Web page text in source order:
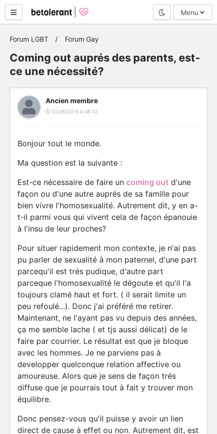
Mode nuit
Menu
Forum LGBT Forum Gay
Coming out auprés des parents, est-
ce une nécessité?
Ancien membre
22/06/2019 à 08:33
Bonjour tout le monde.
Ma question est la suivante :
Est-ce nécessaire de faire un coming out d'une
façon ou d'une autre auprés de sa famille pour
bien vivre l'homosexualité. Autrement dit, y en a-
t-il parmi vous qui vivent cela de façon épanouie
à l'insu de leur proches?
Pour situer rapidement mon contexte, je n'ai pas
pu parler de sexualité à mon paternel, d'une part
parcequ'il est trés pudique, d'autre part
parceque l'homosexualité le dégoute et qu'il l'a
toujours clamé haut et fort. ( il serait limite un
peu refoulé...). Donc j'ai préféré me retirer.
Maintenant, ne l'ayant pas vu depuis des années,
ça me semble lache ( et tjs aussi délicat) de le
faire par courrier. Le résultat est que je bloque
avec les hommes. Je ne parviens pas à
developper quelconque relation affective ou
amoureuse. Alors que je sens de façon trés
diffuse que je pourrais tout à fait y trouver mon
équilibre.
Donc pensez-vous qu'il puisse y avoir un lien
direct de cause à effet ou non. Autrement dit, est